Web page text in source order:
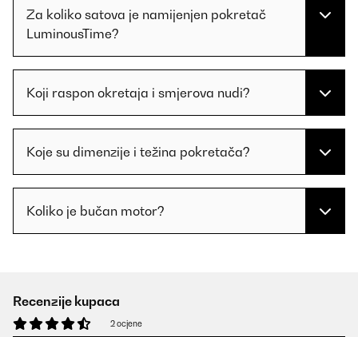
Za koliko satova je namijenjen pokretač
LuminousTime?
Koji raspon okretaja i smjerova nudi?
Koje su dimenzije i težina pokretača?
Koliko je bučan motor?
Recenzije kupaca
2 ocjene